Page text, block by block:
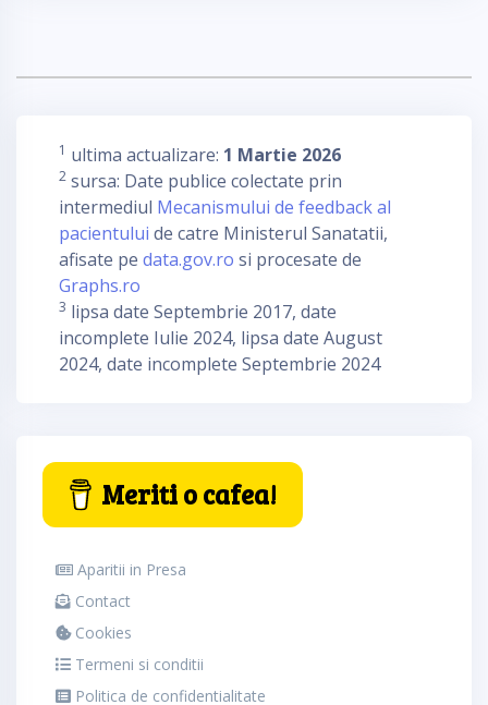
1 ultima actualizare: 1 Martie 2026
2 sursa: Date publice colectate prin
intermediul Mecanismului de feedback al
pacientului de catre Ministerul Sanatatii,
afisate pe data.gov.ro si procesate de
Graphs.ro
3 lipsa date Septembrie 2017, date
incomplete Iulie 2024, lipsa date August
2024, date incomplete Septembrie 2024
Meriti o cafea!
Aparitii in Presa
Contact
Cookies
Termeni si conditii
Politica de confidentialitate